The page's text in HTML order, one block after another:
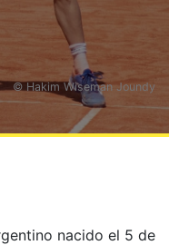
© Hakim Wiseman Joundy
nacido el 5 de